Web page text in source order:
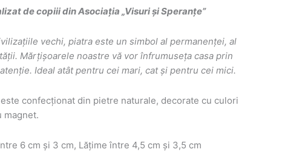
de copiii din Asociația „Visuri și Speranțe”
vechi, piatra este un simbol al permanenţei, al
Mărțișoarele noastre vă vor înfrumuseța casa prin
Ideal atât pentru cei mari, cat și pentru cei mici.
confecționat din pietre naturale, decorate cu culori
magnet.
6 cm și 3 cm, Lățime între 4,5 cm și 3,5 cm